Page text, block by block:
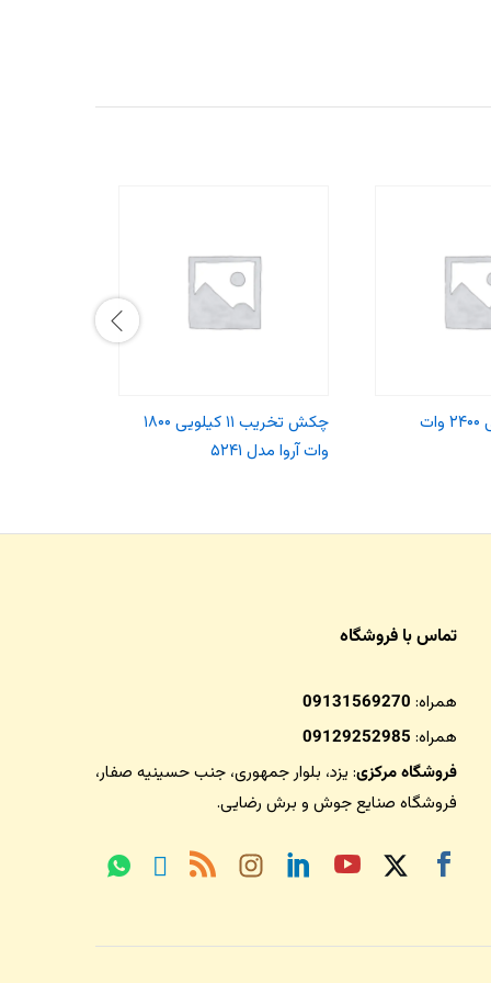
اره زنجیری برقی ۲۴۰۰ وات
چکش تخریب ۱۱ کیلویی ۱۸۰۰
وات آروا مدل ۵۲۴۱
تماس با فروشگاه
همراه: 09131569270
همراه: 09129252985
فروشگاه مرکزی: یزد، بلوار جمهوری، جنب حسینیه صفار،
فروشگاه صنایع جوش و برش رضایی.